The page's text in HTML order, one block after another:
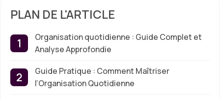
PLAN DE L'ARTICLE
Organisation quotidienne : Guide Complet et
Analyse Approfondie
Guide Pratique : Comment Maîtriser
l’Organisation Quotidienne